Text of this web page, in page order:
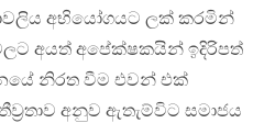
අභියෝගයට ලක් කරමින්
අයත් අපේක්ෂකයින් ඉදිරිපත්
නිරත වීම එවන් එක්
අනුව ඇතැම්විට සමාජය